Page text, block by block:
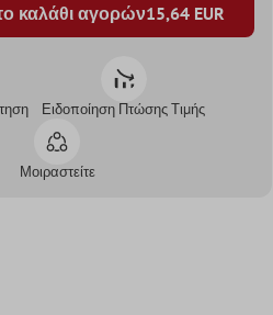
καλάθι αγορών15,64EUR
Ειδοποίηση Πτώσης Τιμής
Μοιραστείτε